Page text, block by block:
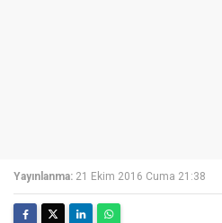
Yayınlanma: 21 Ekim 2016 Cuma 21:38